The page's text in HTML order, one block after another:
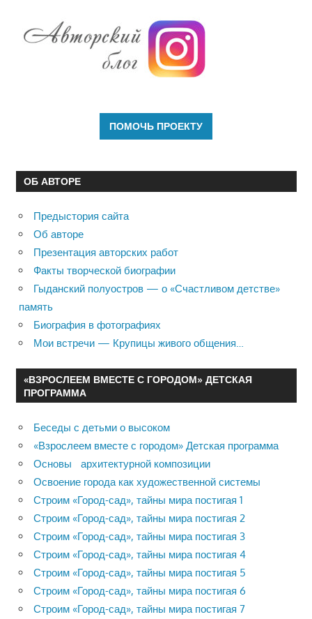
ОБ АВТОРЕ
Предыстория сайта
Об авторе
Презентация авторских работ
Факты творческой биографии
Гыданский полуостров — о «Счастливом детстве»
память
Биография в фотографиях
Мои встречи — Крупицы живого общения…
«ВЗРОСЛЕЕМ ВМЕСТЕ С ГОРОДОМ» ДЕТСКАЯ
ПРОГРАММА
Беседы с детьми о высоком
«Взрослеем вместе с городом» Детская программа
Основы архитектурной композиции
Освоение города как художественной системы
Строим «Город-сад», тайны мира постигая 1
Строим «Город-сад», тайны мира постигая 2
Строим «Город-сад», тайны мира постигая 3
Строим «Город-сад», тайны мира постигая 4
Строим «Город-сад», тайны мира постигая 5
Строим «Город-сад», тайны мира постигая 6
Строим «Город-сад», тайны мира постигая 7